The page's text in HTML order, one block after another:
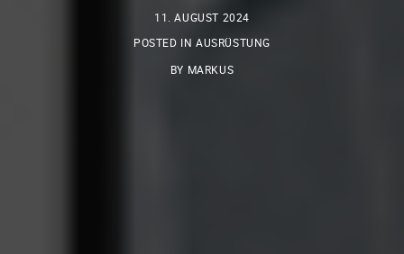
11. AUGUST 2024
POSTED IN AUSRÜSTUNG
BY MARKUS